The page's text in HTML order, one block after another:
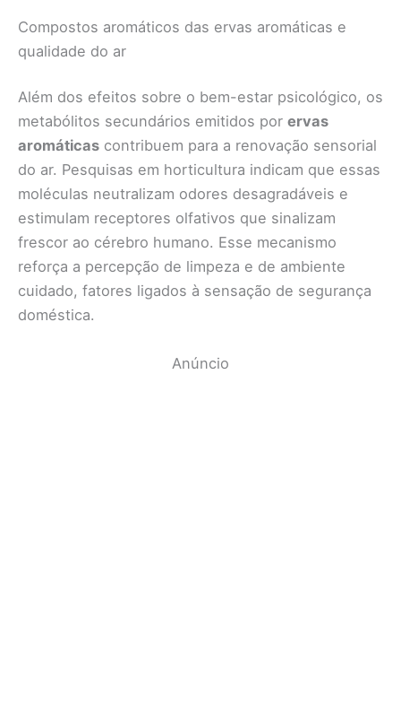
Compostos aromáticos das ervas aromáticas e
qualidade do ar
Além dos efeitos sobre o bem-estar psicológico, os
metabólitos secundários emitidos por ervas
aromáticas contribuem para a renovação sensorial
do ar. Pesquisas em horticultura indicam que essas
moléculas neutralizam odores desagradáveis e
estimulam receptores olfativos que sinalizam
frescor ao cérebro humano. Esse mecanismo
reforça a percepção de limpeza e de ambiente
cuidado, fatores ligados à sensação de segurança
doméstica.
Anúncio